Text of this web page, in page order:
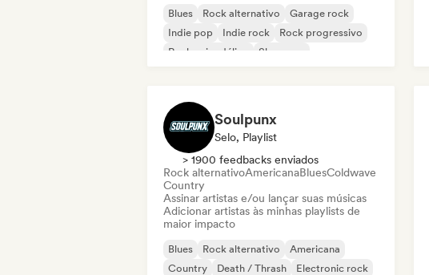
Blues Rock alternativo
Garage rock
Indie pop
Indie rock
Rock progressivo
Rock psicodélico
Shoegaze
Soulpunx
Selo, Playlist
> 1900 feedbacks enviados
Rock alternativoAmericanaBluesColdwave
Country
Assinar artistas e/ou lançar suas músicas
Adicionar artistas às minhas playlists de
maior impacto
Blues Rock alternativo
Americana
Country
Death / Thrash
Electronic rock